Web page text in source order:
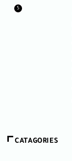
5
CATAGORIES